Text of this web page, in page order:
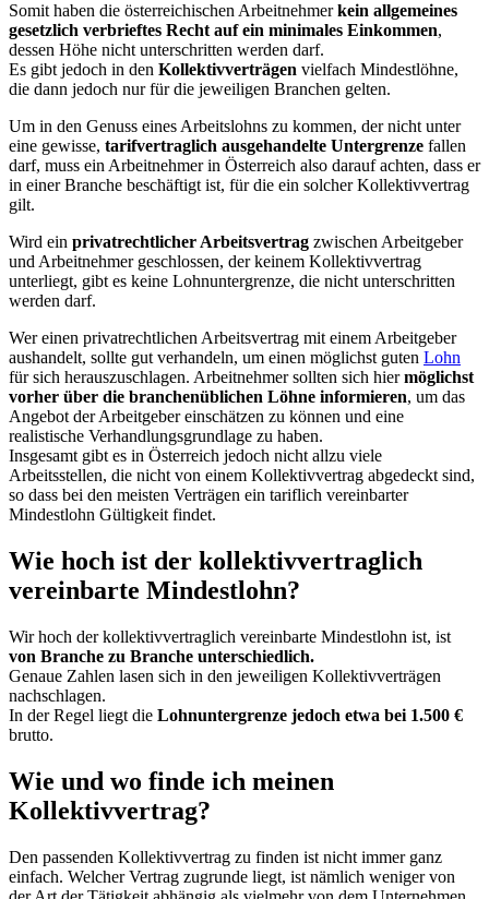
Somit haben die österreichischen Arbeitnehmerkein allgemeines
gesetzlich verbrieftes Recht auf ein minimales Einkommen,
dessen Höhe nicht unterschritten werden darf.
Es gibt jedoch in den Kollektivverträgen vielfach Mindestlöhne,
die dann jedoch nur für die jeweiligen Branchen gelten.
Um in den Genuss eines Arbeitslohns zu kommen, der nicht unter
eine gewisse, tarifvertraglich ausgehandelte Untergrenze fallen
darf, muss ein Arbeitnehmer in Österreich also darauf achten, dass er
in einer Branche beschäftigt ist, für die ein solcher Kollektivvertrag
gilt.
Wird ein privatrechtlicher Arbeitsvertrag zwischen Arbeitgeber
und Arbeitnehmer geschlossen, der keinem Kollektivvertrag
unterliegt, gibt es keine Lohnuntergrenze, die nicht unterschritten
werden darf.
Wer einen privatrechtlichen Arbeitsvertrag mit einem Arbeitgeber
aushandelt, sollte gut verhandeln, um einen möglichst guten Lohn
für sich herauszuschlagen. Arbeitnehmer sollten sich hiermöglichst
vorher über die branchenüblichen Löhne informieren, um das
Angebot der Arbeitgeber einschätzen zu können und eine
realistische Verhandlungsgrundlage zu haben.
Insgesamt gibt es in Österreich jedoch nicht allzu viele
Arbeitsstellen, die nicht von einem Kollektivvertrag abgedeckt sind,
so dass bei den meisten Verträgen ein tariflich vereinbarter
Mindestlohn Gültigkeit findet.
Wie hoch ist der kollektivvertraglich
vereinbarte Mindestlohn?
Wir hoch der kollektivvertraglich vereinbarte Mindestlohn ist, ist
von Branche zu Branche unterschiedlich.
Genaue Zahlen lasen sich in den jeweiligen Kollektivverträgen
nachschlagen.
In der Regel liegt die Lohnuntergrenze jedoch etwa bei 1.500 €
brutto.
Wie und wo finde ich meinen
Kollektivvertrag?
Den passenden Kollektivvertrag zu finden ist nicht immer ganz
einfach. Welcher Vertrag zugrunde liegt, ist nämlich weniger von